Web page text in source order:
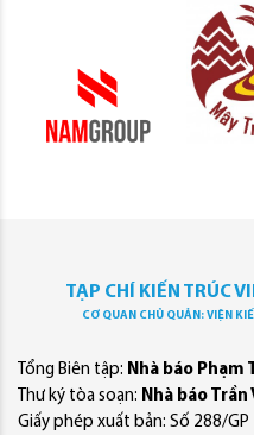
TẠP CHÍ KIẾN TRÚC
CƠ QUAN CHỦ QUẢN: VIỆN
Tổng Biên tập: Nhà báo Phạm
Thư ký tòa soạn: Nhà báo Trần
Giấy phép xuất bản: Số 288/